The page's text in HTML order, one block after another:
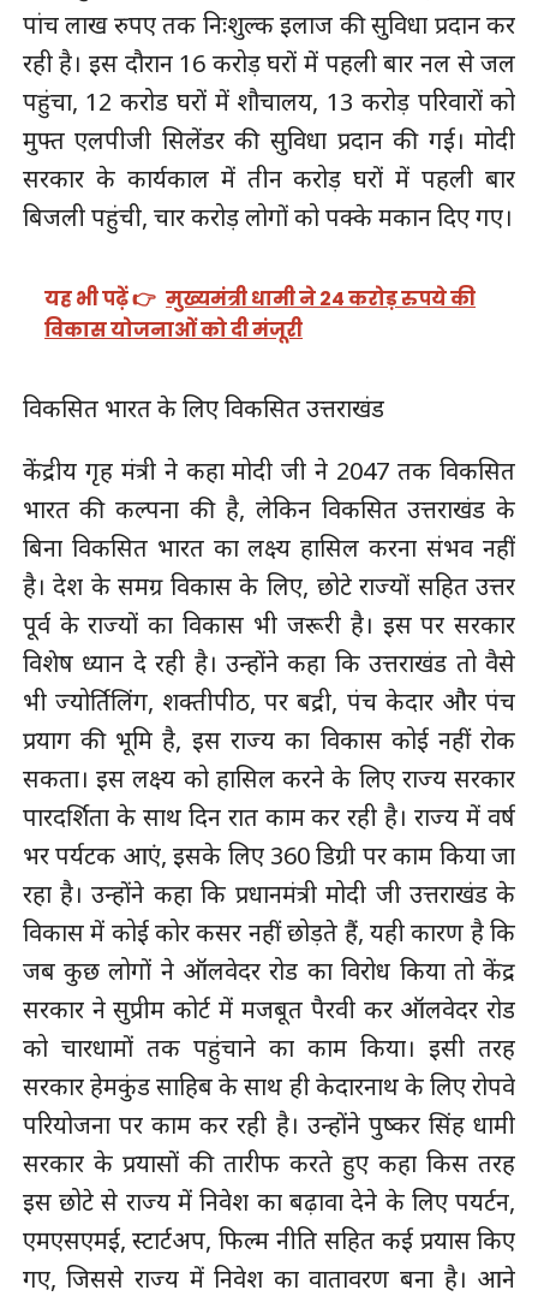
पांच लाख रुपए तक निःशुल्क इलाज की सुविधा प्रदान कर
रही है। इस दौरान 16 करोड़ घरों में पहली बार नल से जल
पहुंचा, 12 करोड घरों में शौचालय, 13 करोड़ परिवारों को
मुफ्त एलपीजी सिलेंडर की सुविधा प्रदान की गई। मोदी
सरकार के कार्यकाल में तीन करोड़ घरों में पहली बार
बिजली पहुंची, चार करोड़ लोगों को पक्के मकान दिए गए।
यह भी पढ़ें 👉 मुख्यमंत्री धामी ने 24 करोड़ रुपये की
विकास योजनाओं को दी मंजूरी
विकसित भारत के लिए विकसित उत्तराखंड
केंद्रीय गृह मंत्री ने कहा मोदी जी ने 2047 तक विकसित
भारत की कल्पना की है, लेकिन विकसित उत्तराखंड के
बिना विकसित भारत का लक्ष्य हासिल करना संभव नहीं
है। देश के समग्र विकास के लिए, छोटे राज्यों सहित उत्तर
पूर्व के राज्यों का विकास भी जरूरी है। इस पर सरकार
विशेष ध्यान दे रही है। उन्होंने कहा कि उत्तराखंड तो वैसे
भी ज्योर्तिलिंग, शक्तीपीठ, पर बद्री, पंच केदार और पंच
प्रयाग की भूमि है, इस राज्य का विकास कोई नहीं रोक
सकता। इस लक्ष्य को हासिल करने के लिए राज्य सरकार
पारदर्शिता के साथ दिन रात काम कर रही है। राज्य में वर्ष
भर पर्यटक आएं, इसके लिए 360 डिग्री पर काम किया जा
रहा है। उन्होंने कहा कि प्रधानमंत्री मोदी जी उत्तराखंड के
विकास में कोई कोर कसर नहीं छोड़ते हैं, यही कारण है कि
जब कुछ लोगों ने ऑलवेदर रोड का विरोध किया तो केंद्र
सरकार ने सुप्रीम कोर्ट में मजबूत पैरवी कर ऑलवेदर रोड
को चारधामों तक पहुंचाने का काम किया। इसी तरह
सरकार हेमकुंड साहिब के साथ ही केदारनाथ के लिए रोपवे
परियोजना पर काम कर रही है। उन्होंने पुष्कर सिंह धामी
सरकार के प्रयासों की तारीफ करते हुए कहा किस तरह
इस छोटे से राज्य में निवेश का बढ़ावा देने के लिए पयर्टन,
एमएसएमई, स्टार्टअप, फिल्म नीति सहित कई प्रयास किए
गए, जिससे राज्य में निवेश का वातावरण बना है। आने